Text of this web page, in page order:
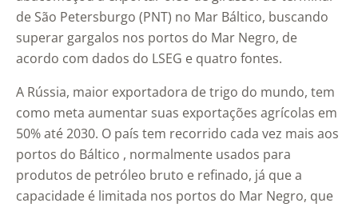
de São Petersburgo (PNT) no Mar Báltico, buscando
superar gargalos nos portos do Mar Negro, de
acordo com dados do LSEG e quatro fontes.
A Rússia, maior exportadora de trigo do mundo, tem
como meta aumentar suas exportações agrícolas em
50% até 2030. O país tem recorrido cada vez mais aos
portos do Báltico , normalmente usados ​​para
produtos de petróleo bruto e refinado, já que a
capacidade é limitada nos portos do Mar Negro, que